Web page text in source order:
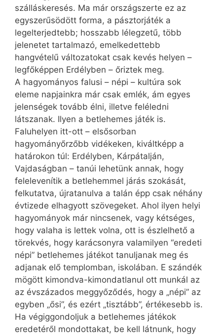
szálláskeresés. Ma már országszerte ez az
egyszerűsödött forma, a pásztorjáték a
legelterjedtebb; hosszabb lélegzetű, több
jelenetet tartalmazó, emelkedettebb
hangvételű változatokat csak kevés helyen –
legfőképpen Erdélyben – őriztek meg.
A hagyományos falusi – népi – kultúra sok
eleme napjainkra már csak emlék, ám egyes
jelenségek tovább élni, illetve feléledni
látszanak. Ilyen a betlehemes játék is.
Faluhelyen itt-ott – elsősorban
hagyományőrzőbb vidékeken, kiváltképp a
határokon túl: Erdélyben, Kárpátalján,
Vajdaságban – tanúi lehetünk annak, hogy
felelevenítik a betlehemmel járás szokását,
felkutatva, újratanulva a talán épp csak néhány
évtizede elhagyott szövegeket. Ahol ilyen helyi
hagyományok már nincsenek, vagy kétséges,
hogy valaha is lettek volna, ott is észlelhető a
törekvés, hogy karácsonyra valamilyen “eredeti
népi” betlehemes játékot tanuljanak meg és
adjanak elő templomban, iskolában. E szándék
mögött kimondva-kimondatlanul ott munkál az
az évszázados meggyőződés, hogy a „népi” az
egyben „ősi”, és ezért „tisztább”, értékesebb is.
Ha végiggondoljuk a betlehemes játékok
eredetéről mondottakat, be kell látnunk, hogy